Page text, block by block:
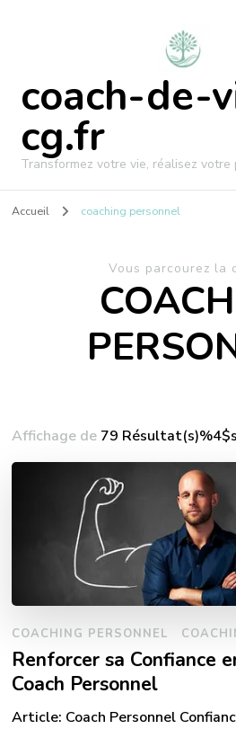
coach-de-
cg.fr
Transformez votre vie, réalisez votre
Accueil coaching personnel
Vous parcourez la
Affichage de 79 Résultat(s)%4$s
COACHING PERSONNEL
Renforcer sa Confiance
Coach Personnel
Article: Coach Personnel